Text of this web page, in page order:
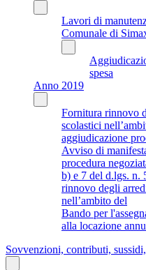
Lavori di
Comunale di
spesa
Anno 2019
Fornitura rinnovo
scolastici
aggiudicazione
Avviso di
procedura
b) e 7 del d.lgs. n.
rinnovo degli
nell’ambito del
Bando per
alla locazione
Sovvenzioni, contributi,